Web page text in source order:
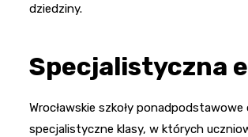
dziedziny.
Specjalistyczna
Wrocławskie szkoły
specjalistyczne klasy, w których